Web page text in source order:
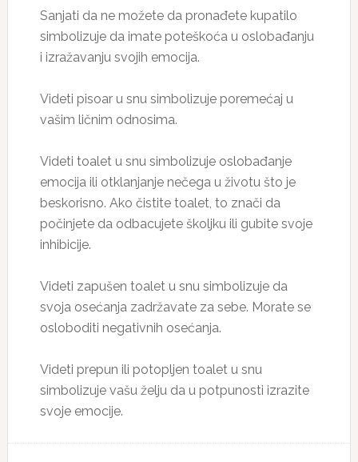
Sanjati da ne možete da pronađete kupatilo
simbolizuje da imate poteškoća u oslobađanju
i izražavanju svojih emocija.
Videti pisoar u snu simbolizuje poremećaj u
vašim ličnim odnosima.
Videti toalet u snu simbolizuje oslobađanje
emocija ili otklanjanje nečega u životu što je
beskorisno. Ako čistite toalet, to znači da
počinjete da odbacujete školjku ili gubite svoje
inhibicije.
Videti zapušen toalet u snu simbolizuje da
svoja osećanja zadržavate za sebe. Morate se
osloboditi negativnih osećanja.
Videti prepun ili potopljen toalet u snu
simbolizuje vašu želju da u potpunosti izrazite
svoje emocije.